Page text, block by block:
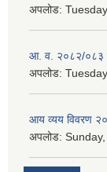
अपलोड:
आ. व. २०८२/०८३
अपलोड:
आय व्यय विवरण
अपलोड: